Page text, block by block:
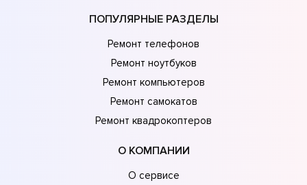
ПОПУЛЯРНЫЕ РАЗДЕЛЫ
Ремонт телефонов
Ремонт ноутбуков
Ремонт компьютеров
Ремонт самокатов
Ремонт квадрокоптеров
О КОМПАНИИ
О сервисе